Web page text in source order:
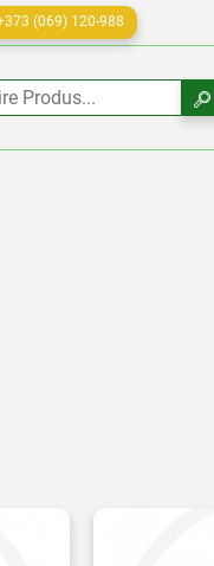
(069) 120-988
Produs